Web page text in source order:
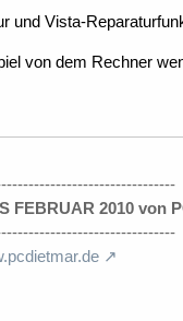
und Vista-
von dem Rechner
FEBRUAR 2010 von